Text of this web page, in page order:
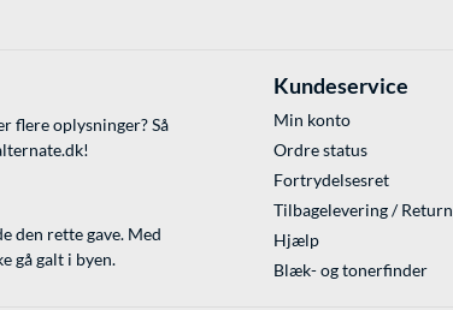
flere oplysninger? Så
!
den rette gave. Med
gå galt i byen.
Kundeservice
Min konto
Ordre status
Fortrydelsesret
Tilbagelevering / Return
Hjælp
Blæk- og tonerfinder